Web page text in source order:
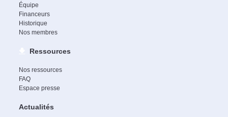
Équipe
Financeurs
Historique
Nos membres
Ressources
Nos ressources
FAQ
Espace presse
Actualités